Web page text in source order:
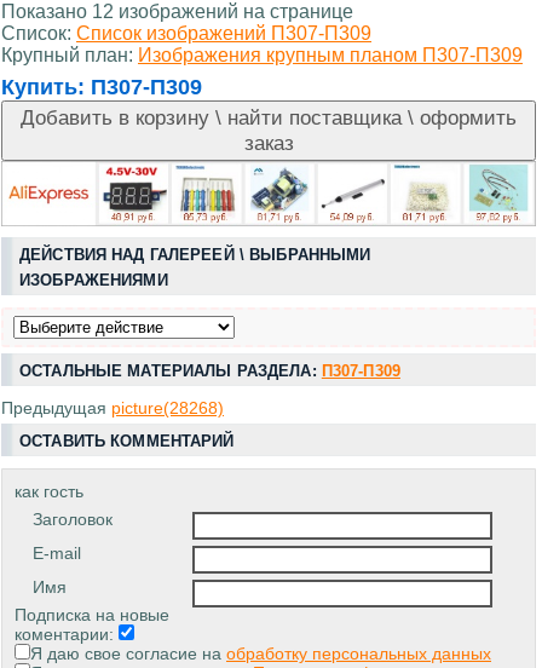
Показано 12 изображений на странице
Список: Список изображений П307-П309
Крупный план: Изображения крупным планом П307-П309
Купить: П307-П309
ДЕЙСТВИЯ НАД ГАЛЕРЕЕЙ \ ВЫБРАННЫМИ
ИЗОБРАЖЕНИЯМИ
ОСТАЛЬНЫЕ МАТЕРИАЛЫ РАЗДЕЛА: П307-П309
Предыдущая picture(28268)
ОСТАВИТЬ КОММЕНТАРИЙ
как гость
Заголовок
E-mail
Имя
Подписка на новые
коментарии:
Я даю свое согласие на обработку персональных данных